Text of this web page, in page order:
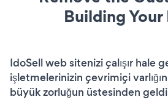
Building Your
IdoSell web sitenizi çalışır hale
işletmelerinizin çevrimiçi
büyük zorluğun üstesinden